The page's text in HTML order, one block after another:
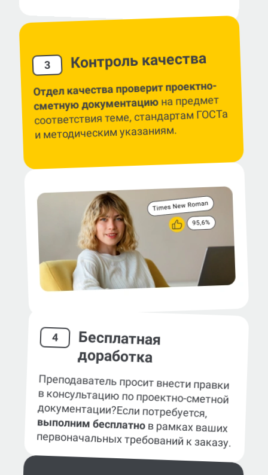
3 Контроль качества
Отдел качества проверит проектно-
сметную документациюна предмет
соответствия теме, стандартам ГОСТа
и методическим указаниям.
4 Бесплатная
доработка
Преподаватель просит внести правки
в консультацию по проектно-сметной
документации?Если потребуется,
выполним бесплатнов рамках ваших
первоначальных требований к заказу.